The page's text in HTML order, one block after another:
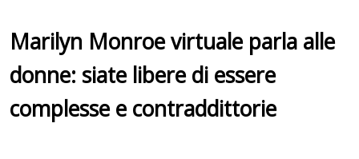
Marilyn Monroe virtuale parla alle
donne: siate libere di essere
complesse e contraddittorie